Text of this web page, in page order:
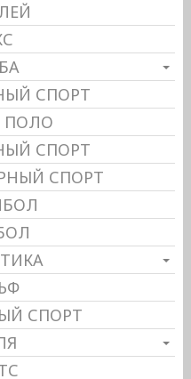
СПОРТ
ПОЛО
СПОРТ
СПОРТ
СПОРТ